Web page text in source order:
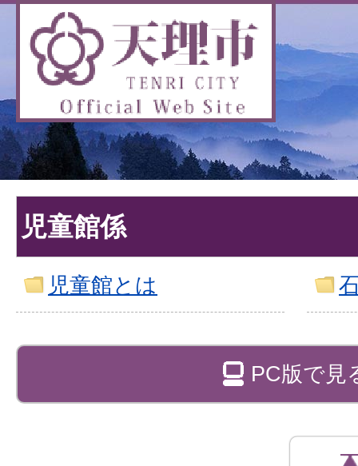
児童館係
児童館とは
PC版で見